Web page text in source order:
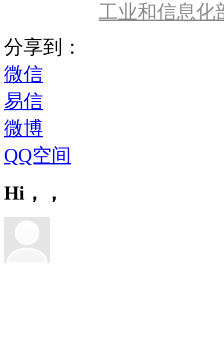
工业和信息化
分享到：
微信
易信
微博
QQ空间
Hi，，